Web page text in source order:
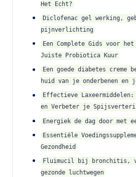
Het Echt?
Diclofenac gel werking,
pijnverlichting
Een Complete Gids voor
Juiste Probiotica Kuur
Een goede diabetes creme
huid van je onderbenen en
Effectieve
en Verbeter je
Energiek de dag door met
Essentiële
Gezondheid
Fluimucil bij bronchitis,
gezonde luchtwegen